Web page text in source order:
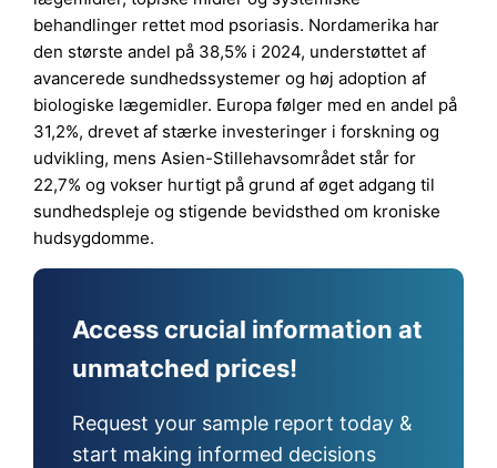
behandlinger rettet mod psoriasis. Nordamerika har
den største andel på 38,5% i 2024, understøttet af
avancerede sundhedssystemer og høj adoption af
biologiske lægemidler. Europa følger med en andel på
31,2%, drevet af stærke investeringer i forskning og
udvikling, mens Asien-Stillehavsområdet står for
22,7% og vokser hurtigt på grund af øget adgang til
sundhedspleje og stigende bevidsthed om kroniske
hudsygdomme.
Access crucial information at
unmatched prices!
Request your sample report today &
start making informed decisions